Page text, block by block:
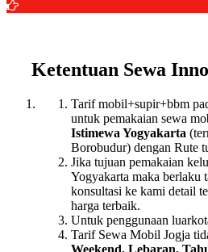
Ketentuan Sewa
Tarif mobil+supir+bbm
untuk pemakaian sewa
Istimewa Yogyakarta
Borobudur) dengan Rute
Jika tujuan pemakaian
Yogyakarta maka berlaku
konsultasi ke kami detail
harga terbaik.
Untuk penggunaan
Tarif Sewa Mobil Jogja